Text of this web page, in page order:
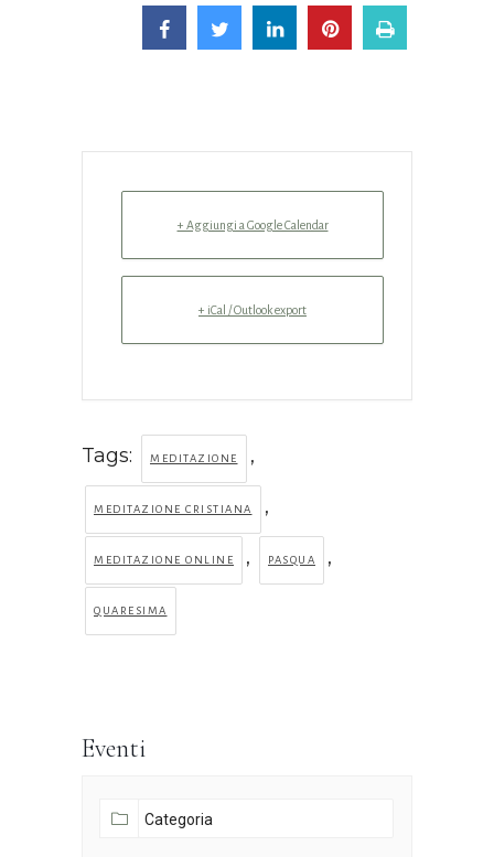
+ Aggiungi a Google Calendar
+ iCal / Outlook export
Tags: MEDITAZIONE ,
MEDITAZIONE CRISTIANA ,
MEDITAZIONE ONLINE , PASQUA ,
QUARESIMA
Eventi